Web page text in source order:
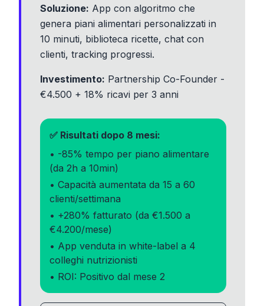
Soluzione: App con algoritmo che
genera piani alimentari personalizzati in
10 minuti, biblioteca ricette, chat con
clienti, tracking progressi.
Investimento: Partnership Co-Founder -
€4.500 + 18% ricavi per 3 anni
✅ Risultati dopo 8 mesi:
• -85% tempo per piano alimentare
(da 2h a 10min)
• Capacità aumentata da 15 a 60
clienti/settimana
• +280% fatturato (da €1.500 a
€4.200/mese)
• App venduta in white-label a 4
colleghi nutrizionisti
• ROI: Positivo dal mese 2